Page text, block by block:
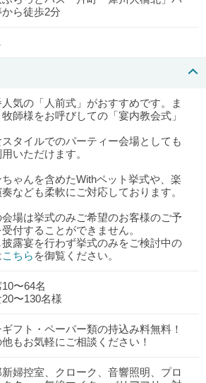
から徒歩2分
気の「人前式」がおすすめです。ま
牧師様をお呼びしての「宴内教会式」
スタイルでのパーティー会場としても
用いただけます。
ちゃんを含めたWithペット挙式や、楽
なども柔軟にご対応しております。
会場は挙式のみご希望のお客様のご予
付することができません。
披露宴を行わず挙式のみをご検討中の
こちら を御覧ください。
〜64名
20〜130名様
ギフト・ペーパー類の持込み料無料！
他もお気軽にご相談ください！
新婦控室、クローク、音響照明、プロ